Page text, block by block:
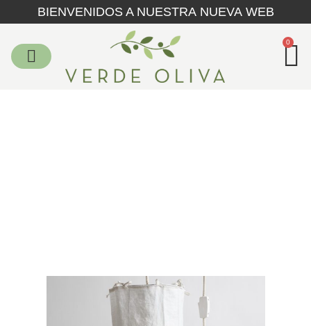
BIENVENIDOS A NUESTRA NUEVA WEB
0